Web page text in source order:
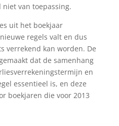
van toepassing.
uit het boekjaar
regels valt en dus
verrekend kan worden. De
dat de samenhang
en
essentieel is, en deze
boekjaren die voor 2013